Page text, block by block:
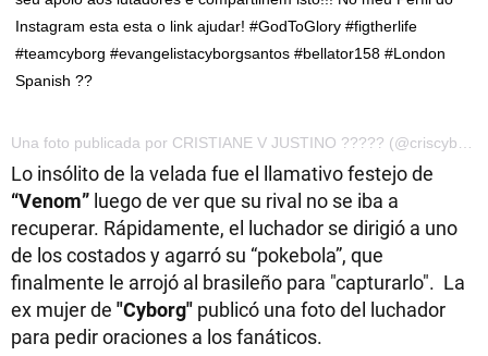
Instagram esta esta o link ajudar! #GodToGlory #figtherlife
#teamcyborg #evangelistacyborgsantos #bellator158 #London
Spanish ??
Una foto publicada por CRISTIANE V JUSTINO ????? (@criscyborg) el 17 de Jul de 2016 a la(s) 9:54 PDT
Lo insólito de la velada fue el llamativo festejo de
“Venom” luego de ver que su rival no se iba a
recuperar. Rápidamente, el luchador se dirigió a uno
de los costados y agarró su “pokebola”, que
finalmente le arrojó al brasileño para "capturarlo". La
ex mujer de "Cyborg" publicó una foto del luchador
para pedir oraciones a los fanáticos.